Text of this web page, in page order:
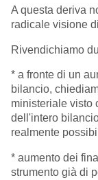
A questa deriva
radicale visione
Rivendichiamo
* a fronte di un
bilancio,
ministeriale visto
dell'intero
realmente
* aumento dei
strumento già di